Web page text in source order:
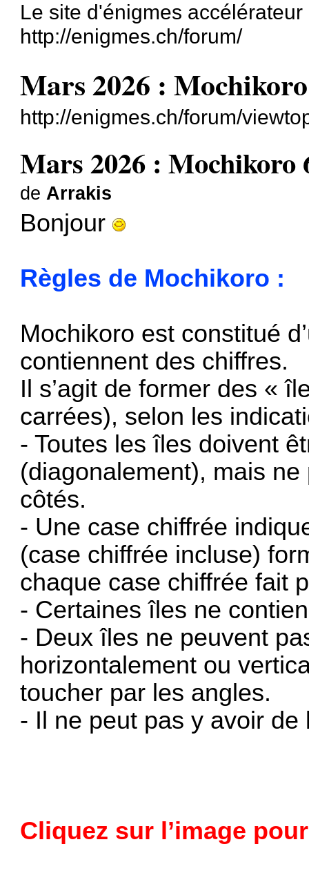
Le site d'énigmes
http://enigmes.ch/forum/
Mars 2026 :
http://enigmes.ch/forum/
Mars 2026 : Mochikoro
de Arrakis
Bonjour
Règles de Mochikoro :
Mochikoro est constitué
contiennent des chiffres.
Il s’agit de former des «
carrées), selon les
- Toutes les îles doivent
(diagonalement), mais
côtés.
- Une case chiffrée
(case chiffrée incluse)
chaque case chiffrée fait
- Certaines îles ne
- Deux îles ne peuvent
horizontalement ou
toucher par les angles.
- Il ne peut pas y avoir
Cliquez sur l’image